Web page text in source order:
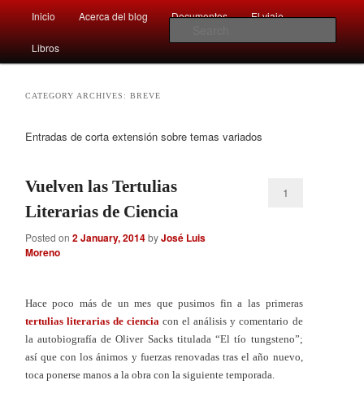
Afán por saber
nos rodea
Main
menu
Skip
to
Skip
to
Inicio Acerca del blog Documentos El viaje …
Libros
CATEGORY ARCHIVES: BREVE
Entradas de corta extensión sobre temas variados
Vuelven las Tertulias
Literarias de Ciencia
Posted on 2 January, 2014byJosé Luis
Moreno
1
Hace poco más de un mes que pusimos fin a las primeras
tertulias literarias de ciencia con el análisis y comentario de
la autobiografía de Oliver Sacks titulada “El tío tungsteno”;
así que con los ánimos y fuerzas renovadas tras el año nuevo,
toca ponerse manos a la obra con la siguiente temporada.